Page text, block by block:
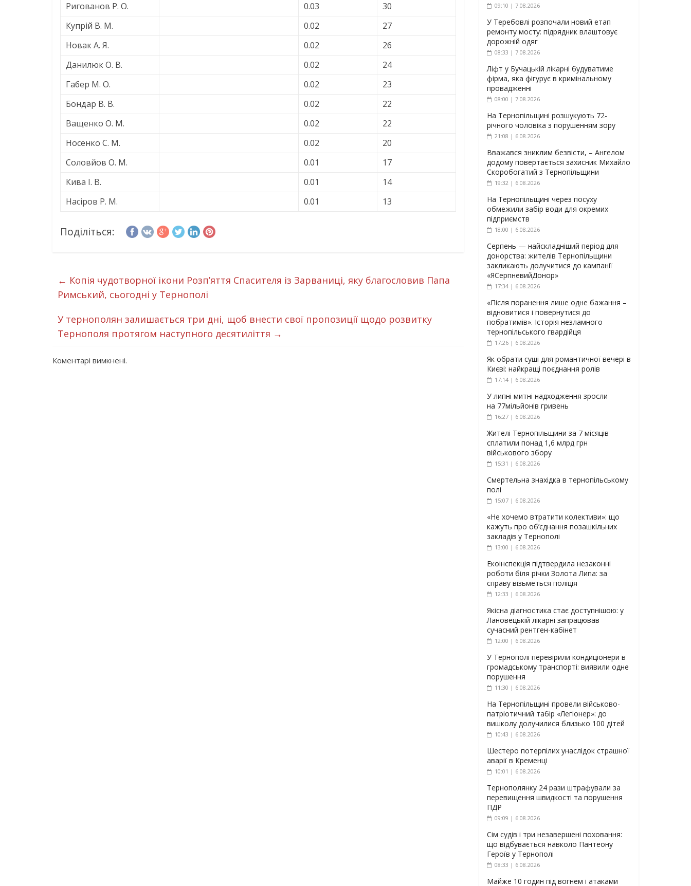
Ригованов Р. О.
0.03
30
Купрій В. М.
0.02
27
Новак А. Я.
0.02
26
Данилюк О. В.
0.02
24
Габер М. О.
0.02
23
Бондар В. В.
0.02
22
Ващенко О. М.
0.02
22
Носенко С. М.
0.02
20
Соловйов О. М.
0.01
17
Кива І. В.
0.01
14
Насіров Р. М.
0.01 13
Поділіться:
← Копія чудотворної ікони Розп’яття Спасителя із Зарваниці, яку благословив Папа
Римський, сьогодні у Тернополі
У тернополян залишається три дні, щоб внести свої пропозиції щодо розвитку
Тернополя протягом наступного десятиліття →
Коментарі вимкнені.
09:10 | 7.08.2026
У Теребовлі розпочали новий етап
ремонту мосту: підрядник влаштовує
дорожній одяг
08:33 | 7.08.2026
Ліфт у Бучацькій лікарні будуватиме
фірма, яка фігурує в кримінальному
провадженні
08:00 | 7.08.2026
На Тернопільщині розшукують 72-
річного чоловіка з порушенням зору
21:08 | 6.08.2026
Вважався зниклим безвісти, – Ангелом
додому повертається захисник Михайло
Скоробогатий з Тернопільщини
19:32 | 6.08.2026
На Тернопільщині через посуху
обмежили забір води для окремих
підприємств
18:00 | 6.08.2026
Серпень — найскладніший період для
донорства: жителів Тернопільщини
закликають долучитися до кампанії
«ЯСерпневийДонор»
17:34 | 6.08.2026
«Після поранення лише одне бажання –
відновитися і повернутися до
побратимів». Історія незламного
тернопільського гвардійця
17:26 | 6.08.2026
Як обрати суші для романтичної вечері в
Києві: найкращі поєднання ролів
17:14 | 6.08.2026
У липні митні надходження зросли
на 77мільйонів гривень
16:27 | 6.08.2026
Жителі Тернопільщини за 7 місяців
сплатили понад 1,6 млрд грн
військового збору
15:31 | 6.08.2026
Смертельна знахідка в тернопільському
полі
15:07 | 6.08.2026
«Не хочемо втратити колективи»: що
кажуть про об’єднання позашкільних
закладів у Тернополі
13:00 | 6.08.2026
Екоінспекція підтвердила незаконні
роботи біля річки Золота Липа: за
справу візьметься поліція
12:33 | 6.08.2026
Якісна діагностика стає доступнішою: у
Лановецькій лікарні запрацював
сучасний рентген-кабінет
12:00 | 6.08.2026
У Тернополі перевірили кондиціонери в
громадському транспорті: виявили одне
порушення
11:30 | 6.08.2026
На Тернопільщині провели військово-
патріотичний табір «Легіонер»: до
вишколу долучилися близько 100 дітей
10:43 | 6.08.2026
Шестеро потерпілих унаслідок страшної
аварії в Кременці
10:01 | 6.08.2026
Тернополянку 24 рази штрафували за
перевищення швидкості та порушення
ПДР
09:09 | 6.08.2026
Сім судів і три незавершені поховання:
що відбувається навколо Пантеону
Героїв у Тернополі
08:33 | 6.08.2026
Майже 10 годин під вогнем і атаками